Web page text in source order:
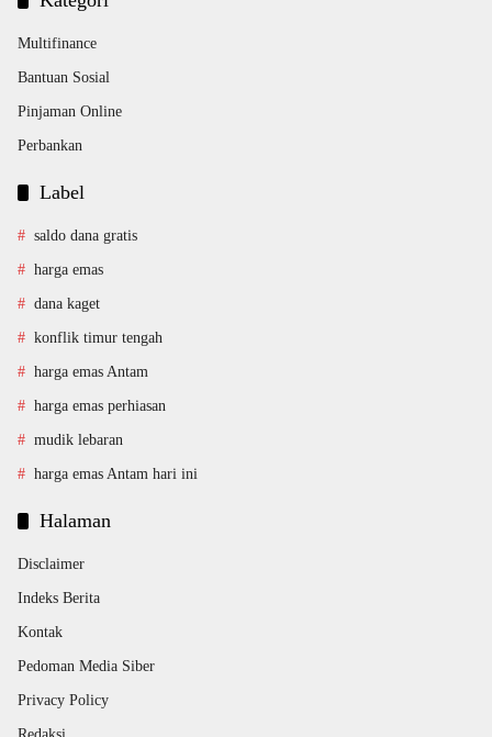
Multifinance
Bantuan Sosial
Pinjaman Online
Perbankan
Label
saldo dana gratis
harga emas
dana kaget
konflik timur tengah
harga emas Antam
harga emas perhiasan
mudik lebaran
harga emas Antam hari ini
Halaman
Disclaimer
Indeks Berita
Kontak
Pedoman Media Siber
Privacy Policy